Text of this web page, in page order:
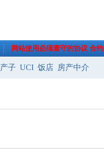
网站使用必须遵守的协议 合约
产子 UCI 饭店 房产中介